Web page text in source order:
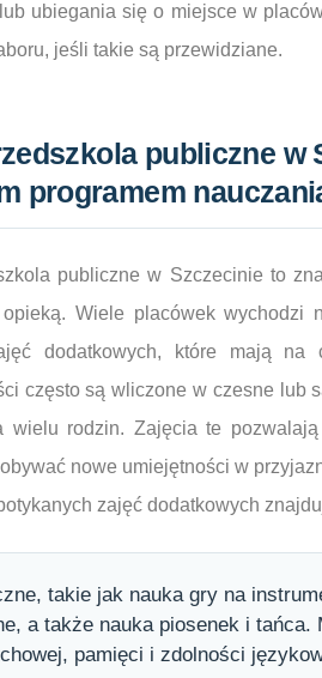
lub ubiegania się o miejsce w
jeśli takie są przewidziane.
publiczne w
programem
publiczne w Szczecinie to
Wiele placówek wychodzi
dodatkowych, które mają na
często są wliczone w czesne lub
wielu rodzin. Zajęcia te
nowe umiejętności w
zajęć dodatkowych
takie jak nauka gry na
a także nauka piosenek i tańca.
pamięci i zdolności